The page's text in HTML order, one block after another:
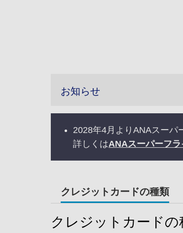
お知らせ
2028年4月よりANAスーパ
詳しくはANAスーパーフ
クレジットカードの種類
クレジットカードの